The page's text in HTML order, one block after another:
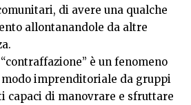
di avere una qualche
allontanandole da altre
è un fenomeno
imprenditoriale da gruppi
capaci di manovrare e sfruttare